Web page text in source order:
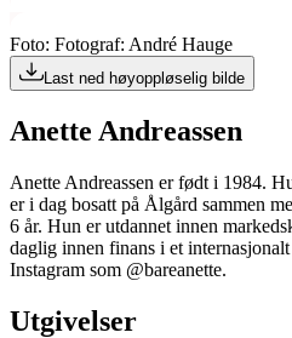
Foto: Fotograf: André Hauge
Last ned høyoppløselig bilde
Anette Andreassen
Anette Andreassen er født i 1984.
er i dag bosatt på Ålgård sammen
6 år. Hun er utdannet innen
daglig innen finans i et
Instagram som @bareanette.
Utgivelser